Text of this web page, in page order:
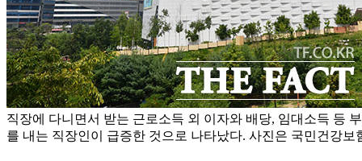
직장에 다니면서 받는 근로소득 외 이자와 배당, 임대소득 등
를 내는 직장인이 급증한 것으로 나타났다. 사진은 국민건강보